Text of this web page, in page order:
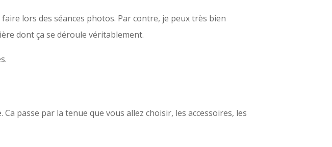
lors des séances photos. Par contre, je peux très bien
dont ça se déroule véritablement.
passe par la tenue que vous allez choisir, les accessoires, les